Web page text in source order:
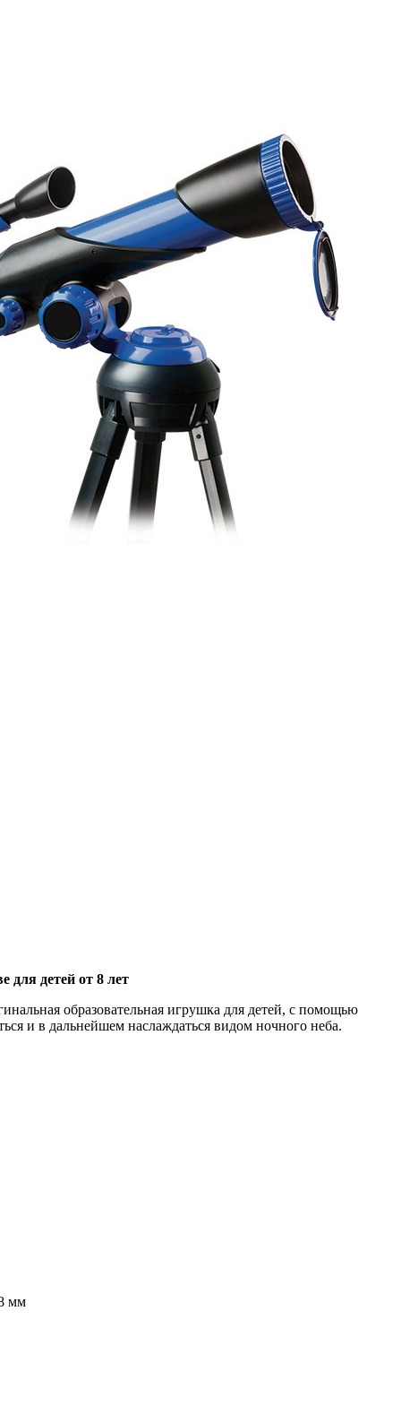
для детей от 8 лет
образовательная игрушка для детей, с помощью
и в дальнейшем наслаждаться видом ночного неба.
мм